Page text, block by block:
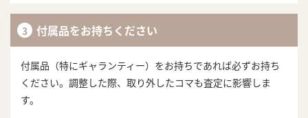
付属品をお持ちください
付属品（特にギャランティー）をお持ちであれば必ずお持ち
ください。調整した際、取り外したコマも査定に影響しま
す。